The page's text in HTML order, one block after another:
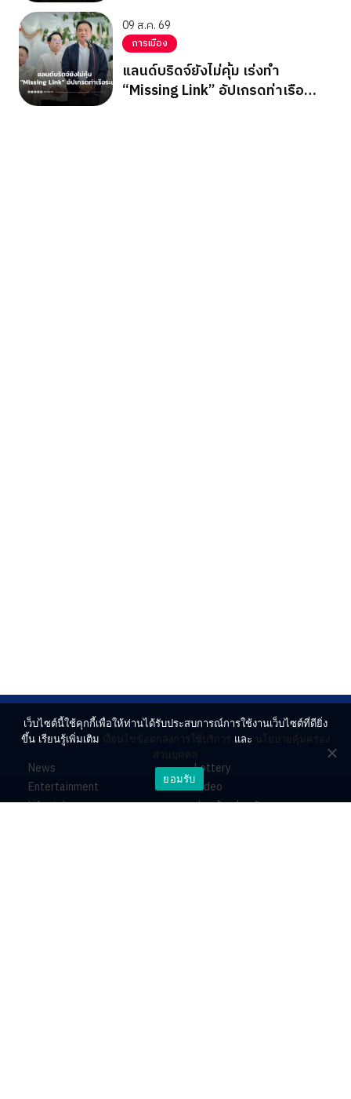
09 ส.ค. 69
การเมือง
แลนด์บริดจ์ยังไม่คุ้ม เร่งทำ
“Missing Link” อัปเกรดท่าเรือ
News
Entertainment
Lifestyle
Lottery
Video
ร่วมด้วยช่วยกัน
เว็บไซต์นี้ใช้คุกกี้เพื่อให้ท่านได้รับประสบการณ์การใช้งานเว็บไซต์ที่ดียิ่ง
ขึ้น เรียนรู้เพิ่มเติม เงื่อนไขข้อตกลงการใช้บริการ และ นโยบายคุ้มครอง
ส่วนบุคคล
ยอมรับ